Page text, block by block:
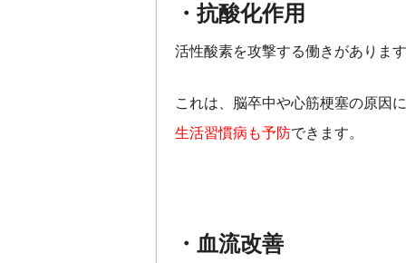
・抗酸化作用
活性酸素を攻撃する働きがあります
これは、脳卒中や心筋梗塞の原因
生活習慣病も予防できます。
・血流改善